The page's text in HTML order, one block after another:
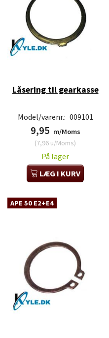
Låsering til gearkasse
Model/varenr.: 009101
9,95 m/Moms
(7,96 u/Moms)
På lager
LÆG I KURV
APE 50 E2+E4